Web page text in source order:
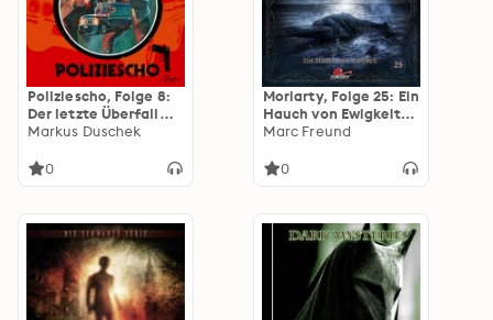
Poliziescho, Folge 8:
Der letzte Überfall
(ungekürzt)
Markus Duschek
0
Moriarty, Folge 25: Ein
Hauch von Ewigkeit
(ungekürzt)
Marc Freund
0